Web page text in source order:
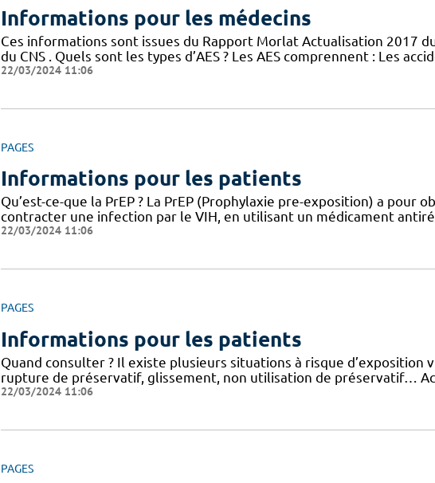
Informations pour les médecins
Ces informations sont issues du Rapport Morlat Actualisation 2017
du CNS . Quels sont les types d’AES ? Les AES comprennent : Les
22/03/2024 11:06
PAGES
Informations pour les patients
Qu’est-ce-que la PrEP ? La PrEP (Prophylaxie pre-exposition) a pour
contracter une infection par le VIH, en utilisant un médicament
22/03/2024 11:06
PAGES
Informations pour les patients
Quand consulter ? Il existe plusieurs situations à risque d’exposition
rupture de préservatif, glissement, non utilisation de préservatif…
22/03/2024 11:06
PAGES